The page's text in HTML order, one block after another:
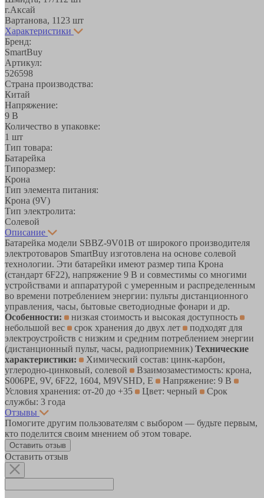
г.Аксай
Вартанова, 11 23 шт
Характеристики
Бренд:
SmartBuy
Артикул:
526598
Страна производства:
Китай
Напряжение:
9 В
Количество в упаковке:
1 шт
Тип товара:
Батарейка
Типоразмер:
Крона
Тип элемента питания:
Крона (9V)
Тип электролита:
Солевой
Описание
Батарейка модели SBBZ-9V01B от широкого производителя
электротоваров SmartBuy изготовлена на основе солевой
технологии. Эти батарейки имеют размер типа Крона
(стандарт 6F22), напряжение 9 В и совместимы со многими
устройствами и аппаратурой с умеренным и распределенным
во времени потреблением энергии: пульты дистанционного
управления, часы, бытовые светодиодные фонари и др.
Особенности:
низкая стоимость и высокая доступность
небольшой вес
срок хранения до двух лет
подходят для
электроустройств с низким и средним потреблением энергии
(дистанционный пульт, часы, радиоприемник) Технические
характеристики:
Химический состав: цинк-карбон,
углеродно-цинковый, солевой
Взаимозаместимость: крона,
S006PE, 9V, 6F22, 1604, M9VSHD, E
Напряжение: 9 В
Условия хранения: от-20 до +35
Цвет: черный
Срок
службы: 3 года
Отзывы
Помогите другим пользователям с выбором — будьте первым,
кто поделится своим мнением об этом товаре.
Оставить отзыв
Оставить отзыв